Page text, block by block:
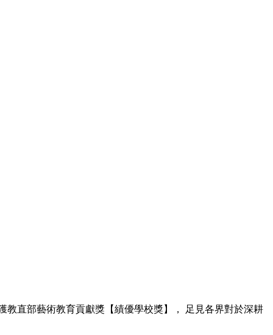
教直部藝術教育貢獻獎【績優學校獎】， 足見各界對於深耕